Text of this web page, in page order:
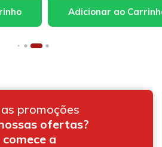
promoções
ofertas?
a